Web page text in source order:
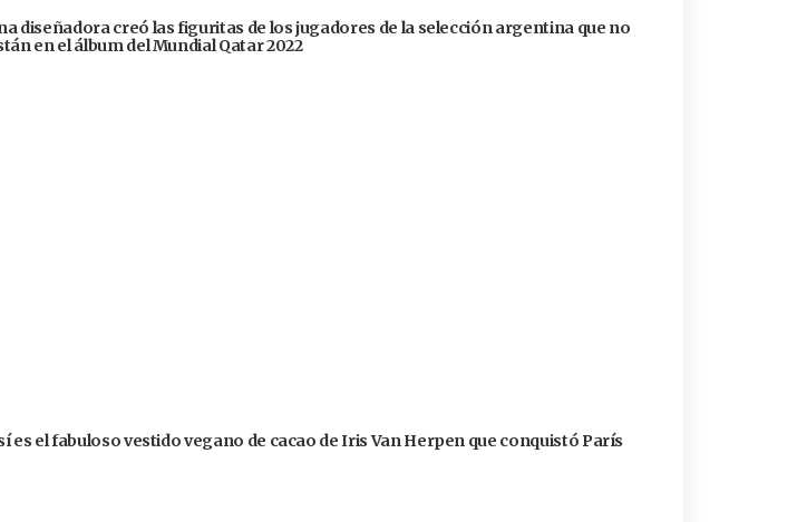
diseñadora creó las figuritas de los jugadores de la selección argentina que no
en el álbum del Mundial Qatar 2022
es el fabuloso vestido vegano de cacao de Iris Van Herpen que conquistó París